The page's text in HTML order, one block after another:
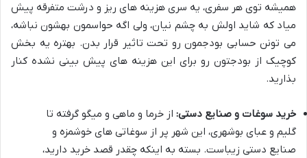
همیشه توی هر سفری، یه سری هزینه های ریز و درشت متفرقه پیش
میاد که شاید اولش به چشم نیان، ولی اگه حواسمون بهشون نباشه،
می تونن حسابی بودجمون رو تحت تاثیر قرار بدن. بهتره یه بخش
کوچیک از بودجتون رو برای این هزینه های پیش بینی نشده کنار
بذارید.
خرید سوغات و صنایع دستی: از خرما و ماهی و میگو گرفته تا
گلیم و عبای بوشهری، این شهر پر از سوغاتی های خوشمزه و
صنایع دستی زیباست. بسته به اینکه چقدر قصد خرید دارید،